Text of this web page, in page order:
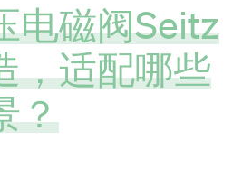
电磁阀Seitz
，适配哪些
？